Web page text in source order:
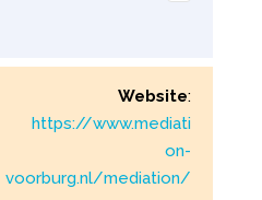
Website:
https://www.mediati
on-
voorburg.nl/mediation/